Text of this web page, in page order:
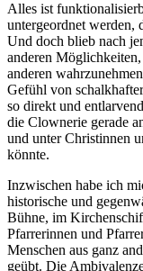
Alles ist
untergeordnet werden,
Und doch blieb nach
anderen
anderen
Gefühl von
so direkt und
die Clownerie gerade
und unter Christinnen
könnte.
Inzwischen habe ich
historische und
Bühne, im
Pfarrerinnen und
Menschen aus ganz
geübt. Die